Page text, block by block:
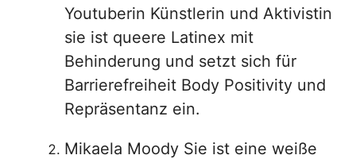
Youtuberin Künstlerin und Aktivistin
sie ist queere Latinex mit
Behinderung und setzt sich für
Barrierefreiheit Body Positivity und
Repräsentanz ein.
Mikaela Moody Sie ist eine weiße